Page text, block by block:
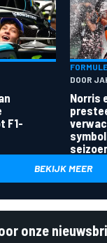
F1-
DOOR
Norris
BEKIJK MEER
onze